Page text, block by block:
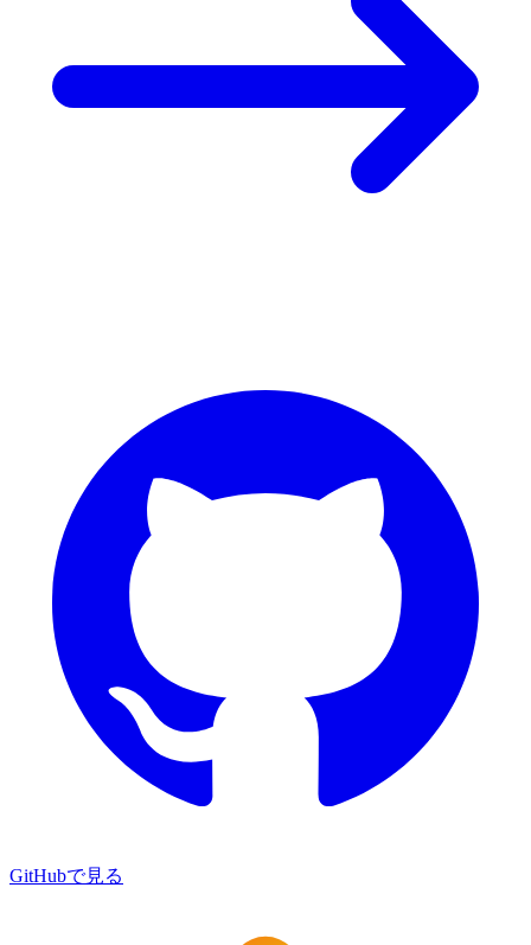
GitHubで見る